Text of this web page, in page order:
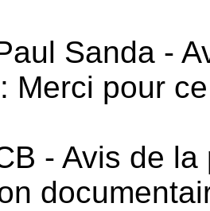
Sanda -
Merci pour
- Avis de